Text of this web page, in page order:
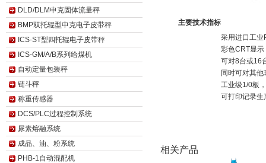
DLD/DLM申克固体流量秤
BMP双托辊型申克电子皮带秤
ICS-ST型四托辊电子皮带秤
ICS-GM/A/B系列给煤机
自动定量包装秤
链斗秤
称重传感器
DCS/PLC过程控制系统
尿素熔融系统
成品、油、粉系统
PHB-1自动混配机
主要技术指标
采用进口工业
彩色CRT显
可对8台或16
同时可对其
工业级1/0板
可打印记录生
相关产品